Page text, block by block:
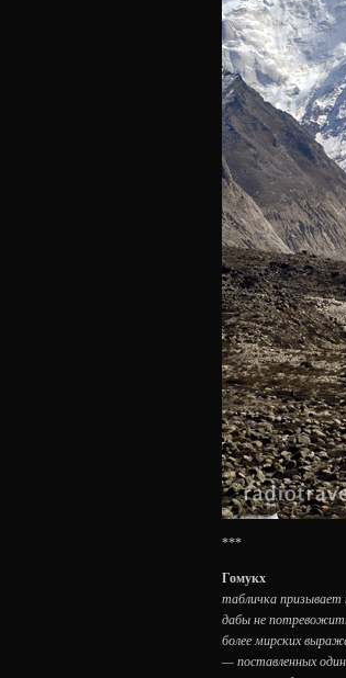
***
Гомукх
табличка призывает
дабы не
более мирских
— поставленных